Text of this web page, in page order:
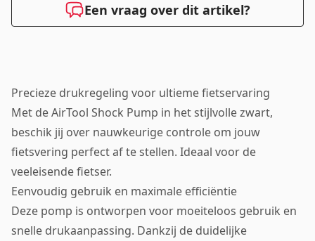
Een vraag over dit artikel?
Precieze drukregeling voor ultieme fietservaring
Met de AirTool Shock Pump in het stijlvolle zwart,
beschik jij over nauwkeurige controle om jouw
fietsvering perfect af te stellen. Ideaal voor de
veeleisende fietser.
Eenvoudig gebruik en maximale efficiëntie
Deze pomp is ontworpen voor moeiteloos gebruik en
snelle drukaanpassing. Dankzij de duidelijke